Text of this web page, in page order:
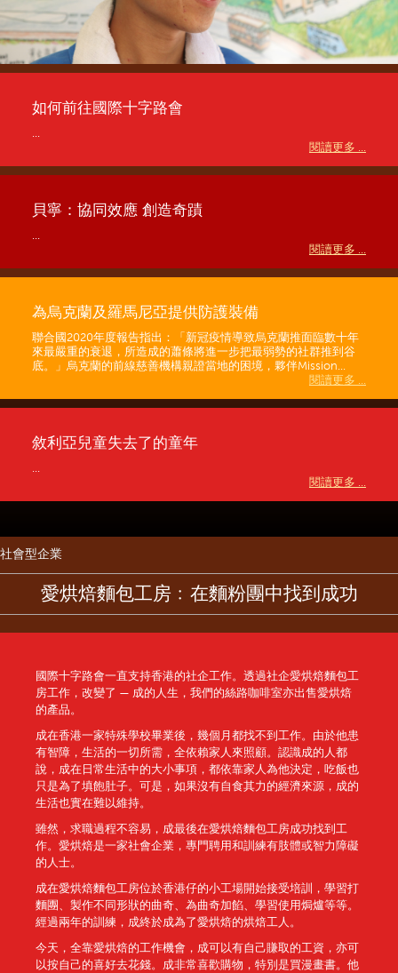
如何前往國際十字路會
...
閱讀更多 ...
貝寧：協同效應 創造奇蹟
...
閱讀更多 ...
為烏克蘭及羅馬尼亞提供防護裝備
聯合國2020年度報告指出：「新冠疫情導致烏克蘭推面臨數十年
來最嚴重的衰退，所造成的蕭條將進一步把最弱勢的社群推到谷
底。」烏克蘭的前線慈善機構親證當地的困境，夥伴Mission...
閱讀更多 ...
敘利亞兒童失去了的童年
...
閱讀更多 ...
社會型企業
愛烘焙麵包工房﹕在麵粉團中找到成功
國際十字路會一直支持香港的社企工作。透過社企愛烘焙麵包工
房工作，改變了 — 成的人生，我們的絲路咖啡室亦出售愛烘焙
的產品。
成在香港一家特殊學校畢業後，幾個月都找不到工作。由於他患
有智障，生活的一切所需，全依賴家人來照顧。認識成的人都
說，成在日常生活中的大小事項，都依靠家人為他決定，吃飯也
只是為了填飽肚子。可是，如果沒有自食其力的經濟來源，成的
生活也實在難以維持。
雖然，求職過程不容易，成最後在愛烘焙麵包工房成功找到工
作。愛烘焙是一家社會企業，專門聘用和訓練有肢體或智力障礙
的人士。
成在愛烘焙麵包工房位於香港仔的小工場開始接受培訓，學習打
麵團、製作不同形狀的曲奇、為曲奇加餡、學習使用焗爐等等。
經過兩年的訓練，成終於成為了愛烘焙的烘焙工人。
今天，全靠愛烘焙的工作機會，成可以有自己賺取的工資，亦可
以按自己的喜好去花錢。成非常喜歡購物，特別是買漫畫書。他